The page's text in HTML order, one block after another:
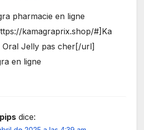
pharmacie en ligne
kamagraprix.shop/#]Ka
Oral Jelly pas cher[/url]
en ligne
dice: